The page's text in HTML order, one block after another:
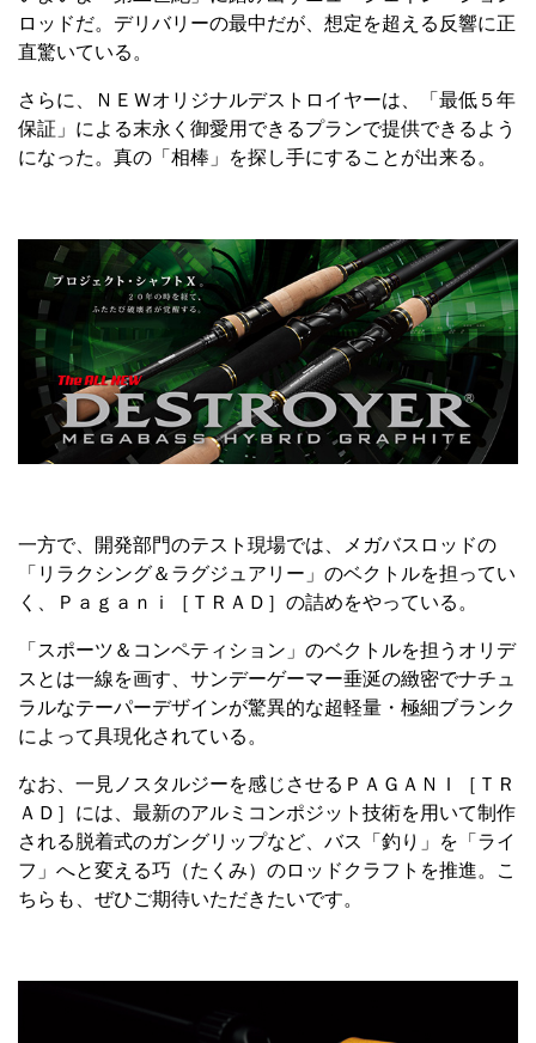
ロッドだ。デリバリーの最中だが、想定を超える反響に正
直驚いている。
さらに、ＮＥＷオリジナルデストロイヤーは、「最低５年
保証」による末永く御愛用できるプランで提供できるよう
になった。真の「相棒」を探し手にすることが出来る。
一方で、開発部門のテスト現場では、メガバスロッドの
「リラクシング＆ラグジュアリー」のベクトルを担ってい
く、Ｐａｇａｎｉ［ＴＲＡＤ］の詰めをやっている。
「スポーツ＆コンペティション」のベクトルを担うオリデ
スとは一線を画す、サンデーゲーマー垂涎の緻密でナチュ
ラルなテーパーデザインが驚異的な超軽量・極細ブランク
によって具現化されている。
なお、一見ノスタルジーを感じさせるＰＡＧＡＮＩ［ＴＲ
ＡＤ］には、最新のアルミコンポジット技術を用いて制作
される脱着式のガングリップなど、バス「釣り」を「ライ
フ」へと変える巧（たくみ）のロッドクラフトを推進。こ
ちらも、ぜひご期待いただきたいです。